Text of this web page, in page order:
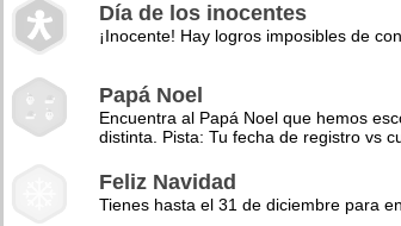
Día de los inocentes
¡Inocente! Hay logros imposibles de
Papá Noel
Encuentra al Papá Noel que hemos
distinta. Pista: Tu fecha de registro vs
Feliz Navidad
Tienes hasta el 31 de diciembre para